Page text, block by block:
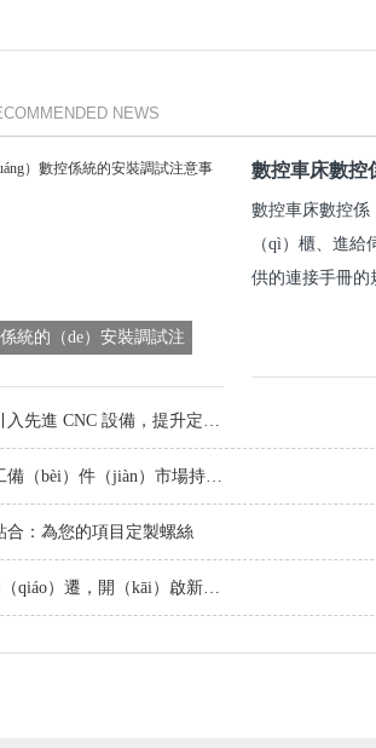
NEWS
統的（de）安裝調試注
數控車床數控
數控車床數控係
（qì）櫃、進
供的連接手冊的
中國供應商引入先進 CNC 設備，提升定製金屬零件品質
CNC精密加工備（bèi）件（jiàn）市場持續增長，技術創新引領行業未來
合：為您的項目定製螺絲
公司（sī）喬（qiáo）遷，開（kāi）啟新征程！